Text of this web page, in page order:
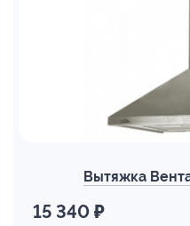
Вытяжка
15 340 ₽